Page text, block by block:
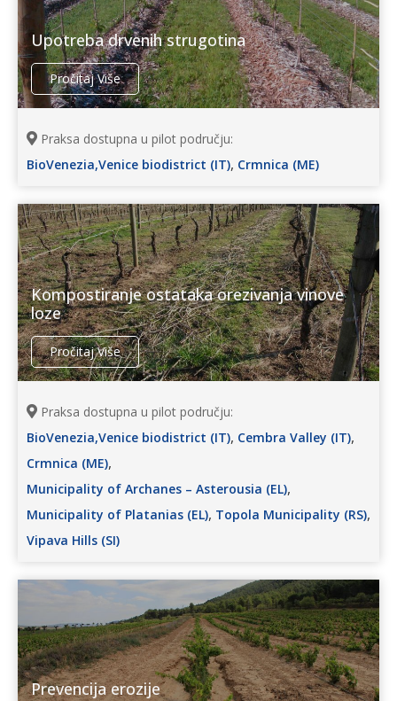
Upotreba drvenih strugotina
Pročitaj Više
Praksa dostupna u pilot području:
BioVenezia,Venice biodistrict (IT), Crmnica (ME)
Kompostiranje ostataka orezivanja vinove
loze
Pročitaj Više
Praksa dostupna u pilot području:
BioVenezia,Venice biodistrict (IT), Cembra Valley (IT),
Crmnica (ME),
Municipality of Archanes – Asterousia (EL),
Municipality of Platanias (EL), Topola Municipality (RS),
Vipava Hills (SI)
Prevencija erozije